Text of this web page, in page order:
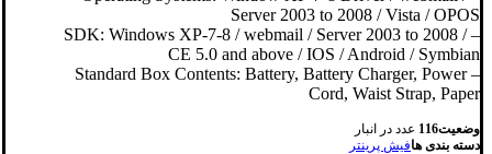
Server 2003 to 2008 / Vista / OPOS
– SDK: Windows XP-7-8 / webmail / Server 2003 to 2008 /
CE 5.0 and above / IOS / Android / Symbian
– Standard Box Contents: Battery, Battery Charger, Power
Cord, Waist Strap, Paper
وضعیت116 عدد در انبار
دسته بندی هافیش پرینتر